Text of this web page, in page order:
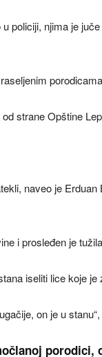
policiji, njima je
strane Opštine
naveo je
i prosleđen je
iseliti lice koje
on je u